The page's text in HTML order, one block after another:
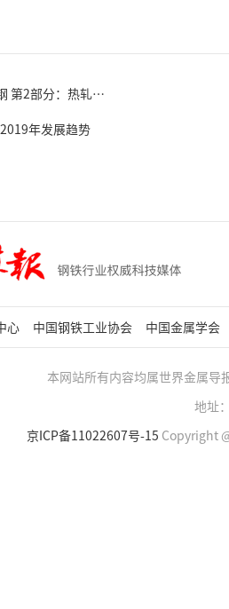
带肋钢筋》标准修订情况
年发展趋势
心 中国钢铁工业协会 中国金属学会
本网站所有内容均属世界金属导
地址
京ICP备11022607号-15 Copyright